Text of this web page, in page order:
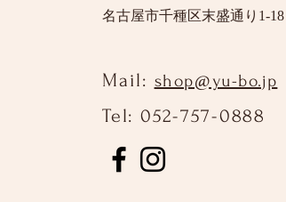
​名古屋市千種区末盛通り1-18
Mail: shop@yu-bo.jp
Tel: 052-757-0888